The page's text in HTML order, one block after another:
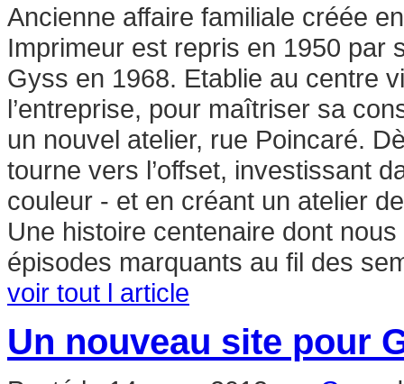
Ancienne affaire familiale créée
Imprimeur est repris en 1950 par
Gyss en 1968. Etablie au centre
l’entreprise, pour maîtriser sa
un nouvel atelier, rue Poincaré.
tourne vers l’offset, investissant
couleur - et en créant un atelier
Une histoire centenaire dont
épisodes marquants au fil des
voir tout l article
Un nouveau site pour